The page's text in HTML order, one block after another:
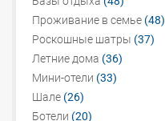
Проживание в семье (48)
Роскошные шатры (37)
Летние дома (36)
Мини-отели (33)
Шале (26)
Ботели (20)